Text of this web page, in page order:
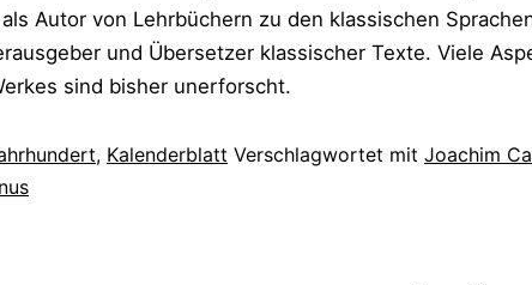
Autor von Lehrbüchern zu den klassischen
und Übersetzer klassischer Texte. Viele
sind bisher unerforscht.
, Kalenderblatt Verschlagwortet mit Joachim